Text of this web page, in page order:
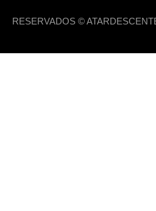
RESERVADOS ©